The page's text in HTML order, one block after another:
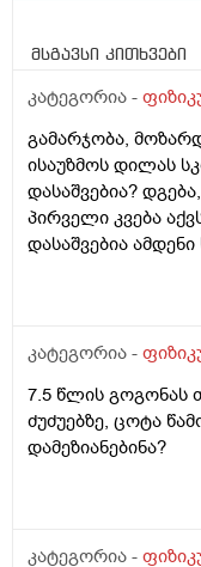
მსგავსი კითხვები
კატეგორია -
გამარჯობა,
ისაუზმოს დილას
დასაშვებია?
პირველი კვება
დასაშვებია
სკოლას იწყებს 9
კატეგორია -
7.5 წლის გოგონას
ძუძუებზე, ცოტა
დამეზიანებინა?
კატეგორია -